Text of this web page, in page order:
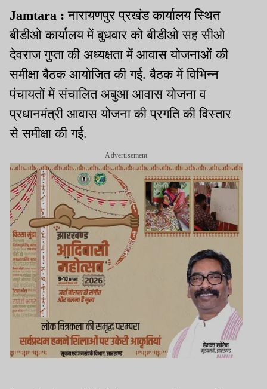
Jamtara : नारायणपुर प्रखंड कार्यालय स्थित
बीडीओ कार्यालय में बुधवार को बीडीओ सह सीओ
देवराज गुप्ता की अध्यक्षता में आवास योजनाओं की
समीक्षा बैठक आयोजित की गई. बैठक में विभिन्न
पंचायतों में संचालित अबुआ आवास योजना व
प्रधानमंत्री आवास योजना की प्रगति की विस्तार
से समीक्षा की गई.
Advertisement